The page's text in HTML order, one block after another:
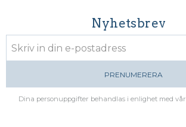
Nyhetsbrev
PRENUMERERA
Dina personuppgifter behandlas i enlighet med vår